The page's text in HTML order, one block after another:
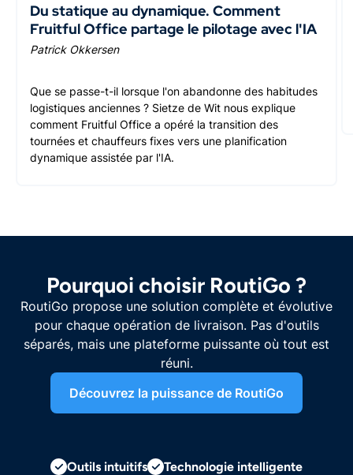
Du statique au dynamique. Comment
Fruitful Office partage le pilotage avec l'IA
Patrick Okkersen
Que se passe-t-il lorsque l'on abandonne des habitudes
logistiques anciennes ? Sietze de Wit nous explique
comment Fruitful Office a opéré la transition des
tournées et chauffeurs fixes vers une planification
dynamique assistée par l'IA.
Pourquoi choisir RoutiGo ?
RoutiGo propose une solution complète et évolutive
pour chaque opération de livraison. Pas d'outils
séparés, mais une plateforme puissante où tout est
réuni.
Découvrez la puissance de RoutiGo
Outils intuitifs
Technologie intelligente